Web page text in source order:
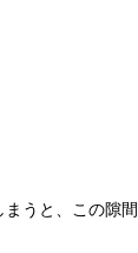
うと、この隙